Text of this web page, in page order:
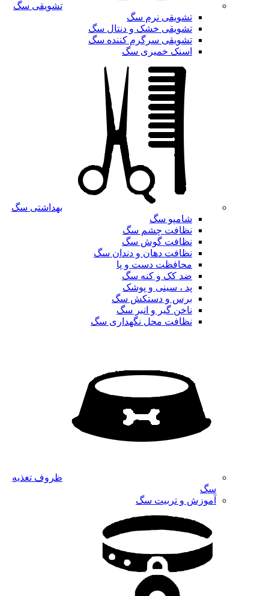
تشویقی سگ
تشویقی نرم سگ
تشویقی خشک و دنتال سگ
تشویقی سرگرم کننده سگ
اسنک خمیری سگ
بهداشتی سگ
شامپو سگ
نظافت چشم سگ
نظافت گوش سگ
نظافت دهان و دندان سگ
محافظت دست و پا
ضد کک و کنه سگ
پد ، سینی و پوشک
برس و دستکش سگ
ناخن گیر و انبر سگ
نظافت محل نگهداری سگ
ظروف تغذیه
سگ
آموزش و تربیت سگ